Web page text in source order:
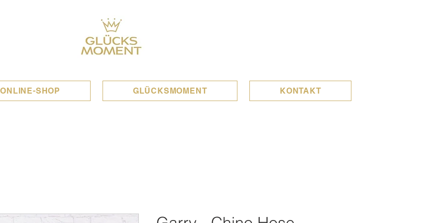
ONLINE-SHOP GLÜCKSMOMENT KONTAKT